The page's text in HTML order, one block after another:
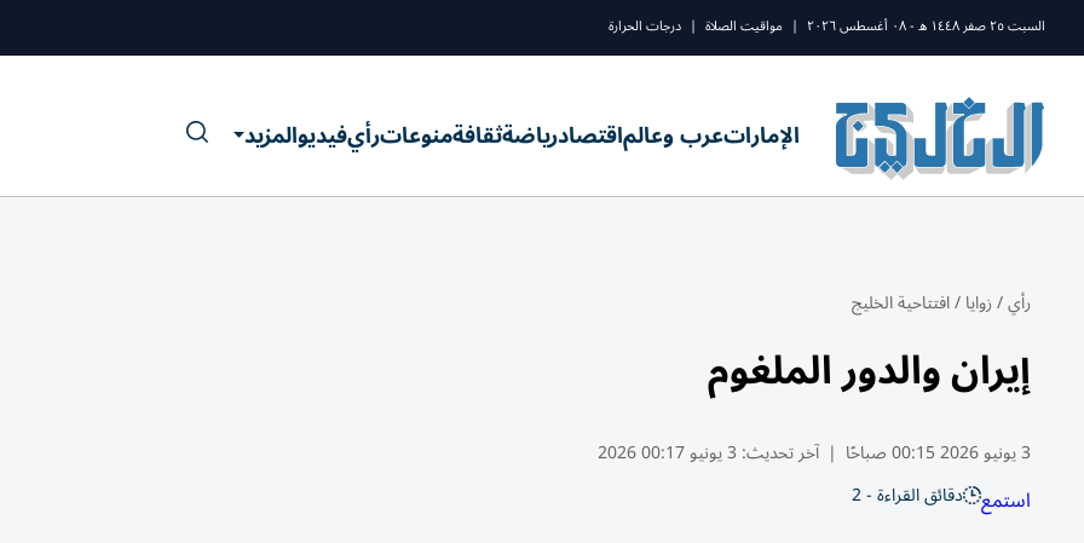
السبت ٢٥ صفر ١٤٤٨ ه - ٠٨ أغسطس ٢٠٢٦ | مواقيت الصلاة | درجات الحرارة
الإماراتعرب وعالماقتصادرياضةثقافةمنوعاترأيفيديوالمزيد
رأي/زوايا/افتتاحية الخليج
إيران والدور الملغوم
3 يونيو 2026 00:15 صباحًا | آخر تحديث: 3 يونيو 00:17 2026
استمع دقائق القراءة - 2